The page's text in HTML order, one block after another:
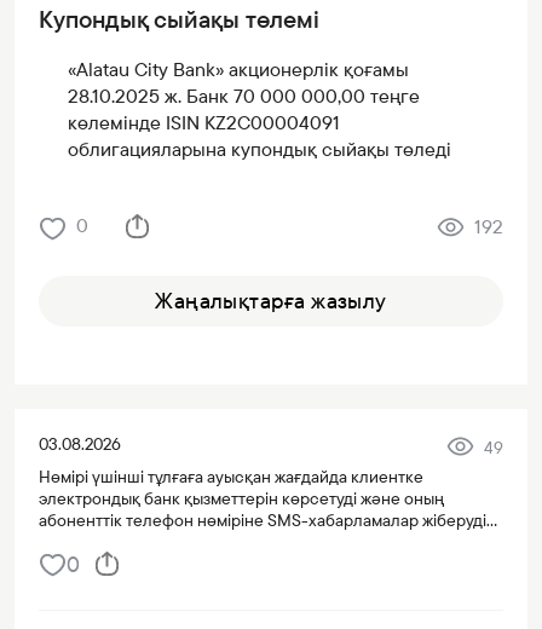
Купондық сыйақы төлемі
«Alatau City Bank» акционерлік қоғамы
28.10.2025 ж. Банк 70 000 000,00 теңге
көлемінде ISIN KZ2C00004091
облигацияларына купондық сыйақы төледі
0 192
Жаңалықтарға жазылу
03.08.2026
49
Нөмірі үшінші тұлғаға ауысқан жағдайда клиентке
электрондық банк қызметтерін көрсетуді және оның
абоненттік телефон нөміріне SMS-хабарламалар жіберуді
0